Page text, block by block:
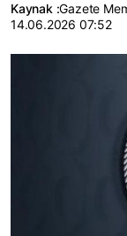
Kaynak :Gazete
14.06.2026 07:52